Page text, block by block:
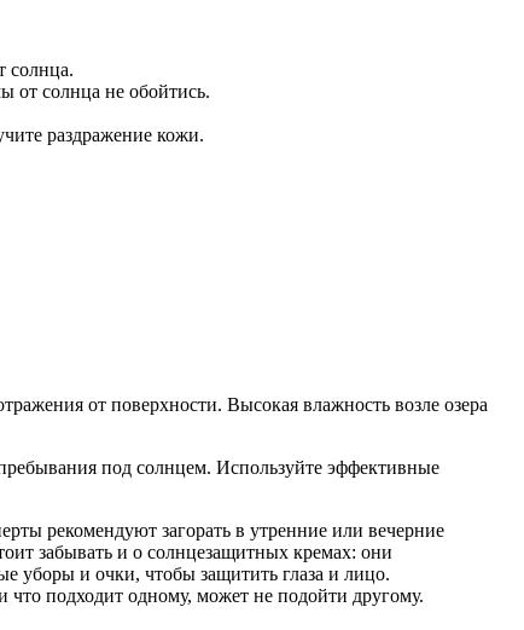
солнца.
от солнца не обойтись.
раздражение кожи.
от поверхности. Высокая влажность возле озера
под солнцем. Используйте эффективные
рекомендуют загорать в утренние или вечерние
забывать и о солнцезащитных кремах: они
уборы и очки, чтобы защитить глаза и лицо.
подходит одному, может не подойти другому.